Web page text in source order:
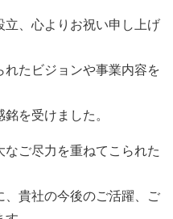
、心よりお祝い申し上げ
たビジョンや事業内容を
を受けました。
ご尽力を重ねてこられた
貴社の今後のご活躍、ご